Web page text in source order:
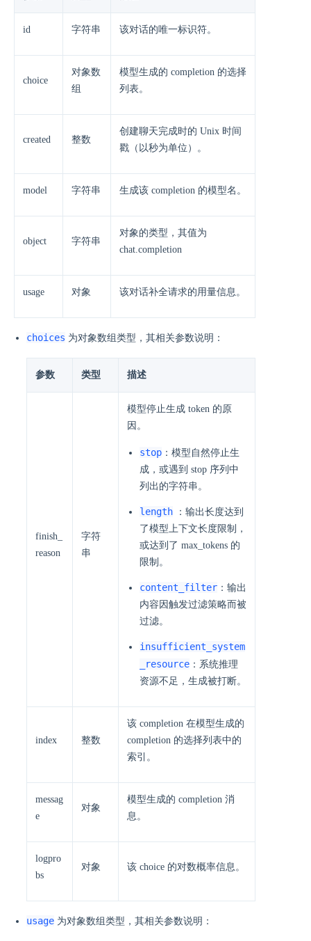
id 字符串 该对话的唯一标识符。
choice
对象数
组
模型生成的 completion 的选择
列表。
created 整数
创建聊天完成时的 Unix 时间
戳（以秒为单位）。
model 字符串 生成该 completion 的模型名。
object 字符串
对象的类型，其值为
chat.completion
usage 对象 该对话补全请求的用量信息。
choices 为对象数组类型，其相关参数说明：
参数 类型 描述
finish_
reason
字符
串
模型停止生成 token 的原
因。
stop ：模型自然停止生
成，或遇到 stop 序列中
列出的字符串。
length ：输出长度达到
了模型上下文长度限制，
或达到了 max_tokens 的
限制。
content_filter ：输出
内容因触发过滤策略而被
过滤。
insufficient_system
_resource ：系统推理
资源不足，生成被打断。
index 整数
该 completion 在模型生成的
completion 的选择列表中的
索引。
messag
e
对象
模型生成的 completion 消
息。
logpro
bs
对象 该 choice 的对数概率信息。
usage 为对象数组类型，其相关参数说明：